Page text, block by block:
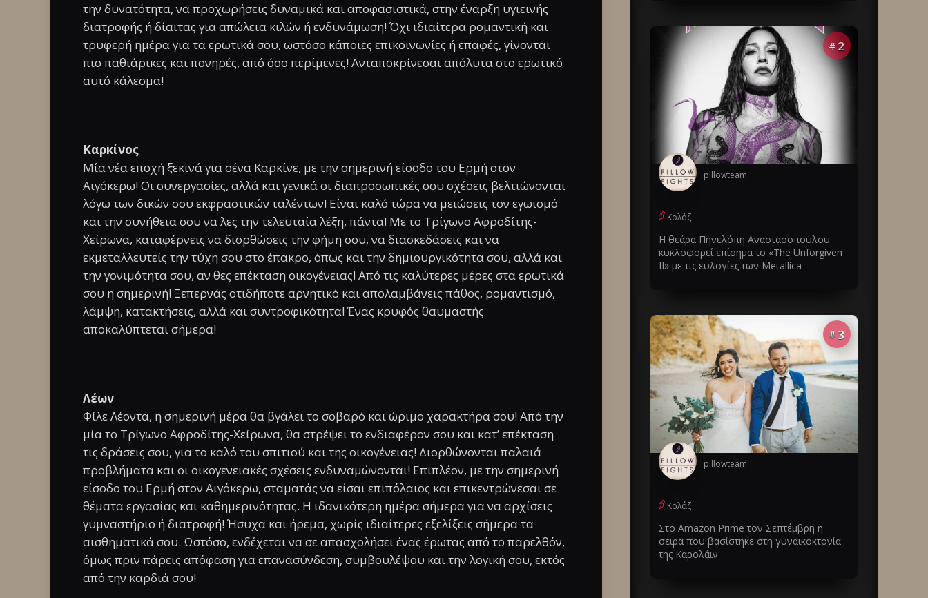
την δυνατότητα, να προχωρήσεις δυναμικά και αποφασιστικά, στην έναρξη υγιεινής
διατροφής ή δίαιτας για απώλεια κιλών ή ενδυνάμωση! Όχι ιδιαίτερα ρομαντική και
τρυφερή ημέρα για τα ερωτικά σου, ωστόσο κάποιες επικοινωνίες ή επαφές, γίνονται
πιο παθιάρικες και πονηρές, από όσο περίμενες! Ανταποκρίνεσαι απόλυτα στο ερωτικό
αυτό κάλεσμα!
Καρκίνος
Μία νέα εποχή ξεκινά για σένα Καρκίνε, με την σημερινή είσοδο του Ερμή στον
Αιγόκερω! Οι συνεργασίες, αλλά και γενικά οι διαπροσωπικές σου σχέσεις βελτιώνονται
λόγω των δικών σου εκφραστικών ταλέντων! Είναι καλό τώρα να μειώσεις τον εγωισμό
και την συνήθεια σου να λες την τελευταία λέξη, πάντα! Με το Τρίγωνο Αφροδίτης-
Χείρωνα, καταφέρνεις να διορθώσεις την φήμη σου, να διασκεδάσεις και να
εκμεταλλευτείς την τύχη σου στο έπακρο, όπως και την δημιουργικότητα σου, αλλά και
την γονιμότητα σου, αν θες επέκταση οικογένειας! Από τις καλύτερες μέρες στα ερωτικά
σου η σημερινή! Ξεπερνάς οτιδήποτε αρνητικό και απολαμβάνεις πάθος, ρομαντισμό,
λάμψη, κατακτήσεις, αλλά και συντροφικότητα! Ένας κρυφός θαυμαστής
αποκαλύπτεται σήμερα!
Λέων
Φίλε Λέοντα, η σημερινή μέρα θα βγάλει το σοβαρό και ώριμο χαρακτήρα σου! Από την
μία το Τρίγωνο Αφροδίτης-Χείρωνα, θα στρέψει το ενδιαφέρον σου και κατ’ επέκταση
τις δράσεις σου, για το καλό του σπιτιού και της οικογένειας! Διορθώνονται παλαιά
προβλήματα και οι οικογενειακές σχέσεις ενδυναμώνονται! Επιπλέον, με την σημερινή
είσοδο του Ερμή στον Αιγόκερω, σταματάς να είσαι επιπόλαιος και επικεντρώνεσαι σε
θέματα εργασίας και καθημερινότητας. Η ιδανικότερη ημέρα σήμερα για να αρχίσεις
γυμναστήριο ή διατροφή! Ήσυχα και ήρεμα, χωρίς ιδιαίτερες εξελίξεις σήμερα τα
αισθηματικά σου. Ωστόσο, ενδέχεται να σε απασχολήσει ένας έρωτας από το παρελθόν,
όμως πριν πάρεις απόφαση για επανασύνδεση, συμβουλέψου και την λογική σου, εκτός
από την καρδιά σου!
# 2
pillowteam
Κολάζ
Η θεάρα Πηνελόπη Αναστασοπούλου
κυκλοφορεί επίσημα το «The Unforgiven
II» με τις ευλογίες των Metallica
# 3
pillowteam
Κολάζ
Στο Amazon Prime τον Σεπτέμβρη η
σειρά που βασίστηκε στη γυναικοκτονία
της Καρολάιν